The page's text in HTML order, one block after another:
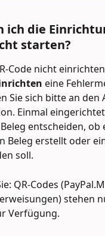
ich die
starten?
Code nicht
eine
Sie sich bitte an
Einmal
entscheiden, ob
Beleg erstellt oder
soll.
QR-Codes
stehen
Verfügung.